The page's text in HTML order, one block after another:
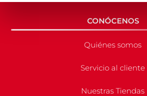
CONÓCENOS
Quiénes somos
Servicio al cliente
Nuestras Tiendas